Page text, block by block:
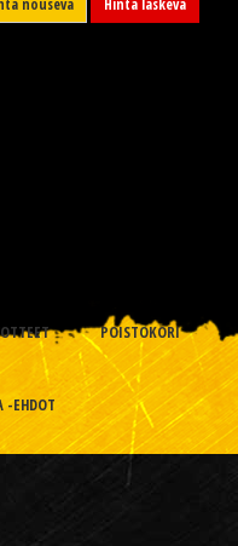
nouseva Hinta laskeva
POISTOKORI
-EHDOT